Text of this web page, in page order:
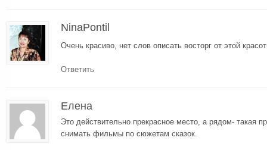
NinaPontil
Очень красиво, нет слов описать восторг от этой
Ответить
Елена
Это действительно прекрасное место, а рядом- такая
снимать фильмы по сюжетам сказок.